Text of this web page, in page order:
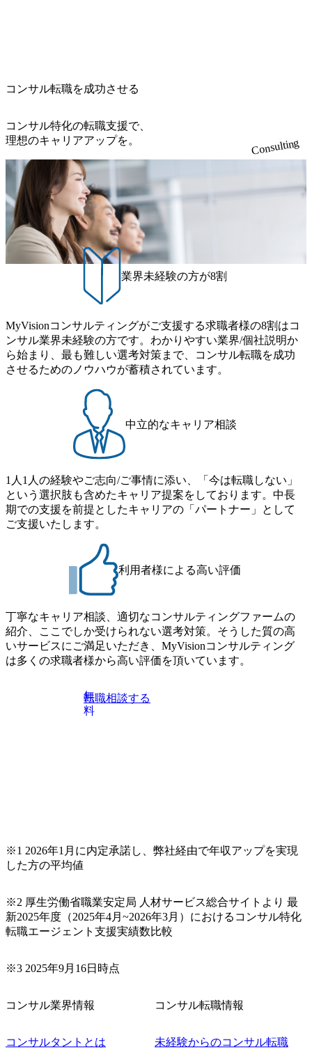
コンサル転職を成功させる
コンサル特化の転職支援で、
理想のキャリアアップを。
Consulting
業界未経験の方が8割
MyVisionコンサルティングがご支援する求職者様の8割はコ
ンサル業界未経験の方です。わかりやすい業界/個社説明か
ら始まり、最も難しい選考対策まで、コンサル転職を成功
させるためのノウハウが蓄積されています。
中立的なキャリア相談
1人1人の経験やご志向/ご事情に添い、「今は転職しない」
という選択肢も含めたキャリア提案をしております。中長
期での支援を前提としたキャリアの「パートナー」として
ご支援いたします。
利用者様による高い評価
丁寧なキャリア相談、適切なコンサルティングファームの
紹介、ここでしか受けられない選考対策。そうした質の高
いサービスにご満足いただき、MyVisionコンサルティング
は多くの求職者様から高い評価を頂いています。
無
料
転職相談する
※1 2026年1月に内定承諾し、弊社経由で年収アップを実現
した方の平均値
※2 厚生労働省職業安定局 人材サービス総合サイトより 最
新2025年度（2025年4月~2026年3月）におけるコンサル特化
転職エージェント支援実績数比較
※3 2025年9月16日時点
コンサル業界情報
コンサルタントとは
コンサル転職情報
未経験からのコンサル転職